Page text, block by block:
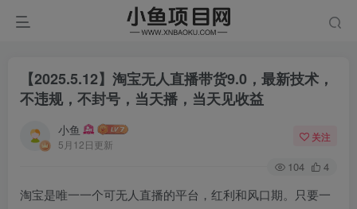
【2025.5.12】淘宝无人直播带货9.0，最新技术，
不违规，不封号，当天播，当天见收益
小鱼
5月12日更新
关注
104 4
淘宝是唯一一个可无人直播的平台，红利和风口期。只要一